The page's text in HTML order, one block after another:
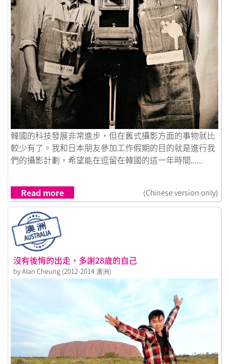
Link to 韓國攝影實驗
韓國的科技發展非常進步，但在舊式攝影方面的事物就比
較少有了。我和日本朋友參加工作假期的目的就是進行我
們的攝影計劃，希望能在逗留在韓國的這一年時間......
Read more (Chinese version only)
沒有後悔的出走，多謝28歲的自己
by Alan Cheung (2012-2014 澳洲)